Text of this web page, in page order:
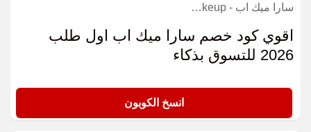
سارا ميك اب - sara makeup كوبون
اقوي كود خصم سارا ميك اب اول طلب
2026 للتسوق بذكاء
انسخ الكوبون